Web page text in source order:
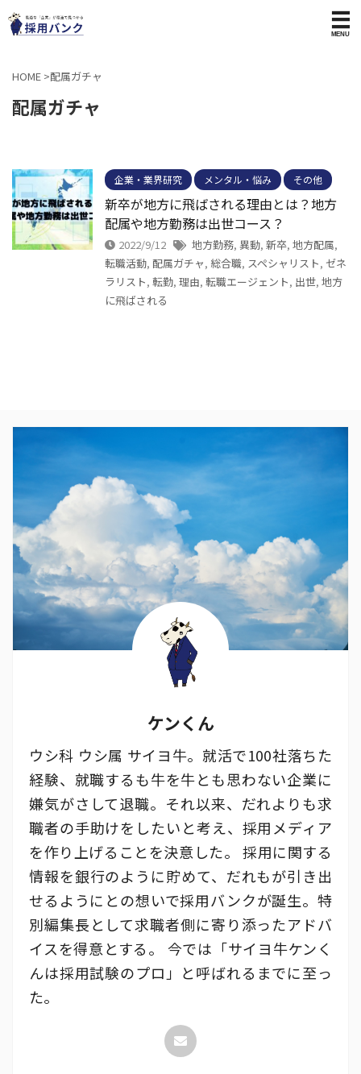
HOME >配属ガチャ
配属ガチャ
企業・業界研究 メンタル・悩み その他
新卒が地方に飛ばされる理由とは？地方
配属や地方勤務は出世コース？
2022/9/12 地方勤務, 異動, 新卒, 地方配属,
転職活動, 配属ガチャ, 総合職, スペシャリスト, ゼネ
ラリスト, 転勤, 理由, 転職エージェント, 出世, 地方
に飛ばされる
ケンくん
ウシ科 ウシ属 サイヨ牛。就活で100社落ちた
経験、就職するも牛を牛とも思わない企業に
嫌気がさして退職。それ以来、だれよりも求
職者の手助けをしたいと考え、採用メディア
を作り上げることを決意した。 採用に関する
情報を銀行のように貯めて、だれもが引き出
せるようにとの想いで採用バンクが誕生。特
別編集長として求職者側に寄り添ったアドバ
イスを得意とする。 今では「サイヨ牛ケンく
んは採用試験のプロ」と呼ばれるまでに至っ
た。